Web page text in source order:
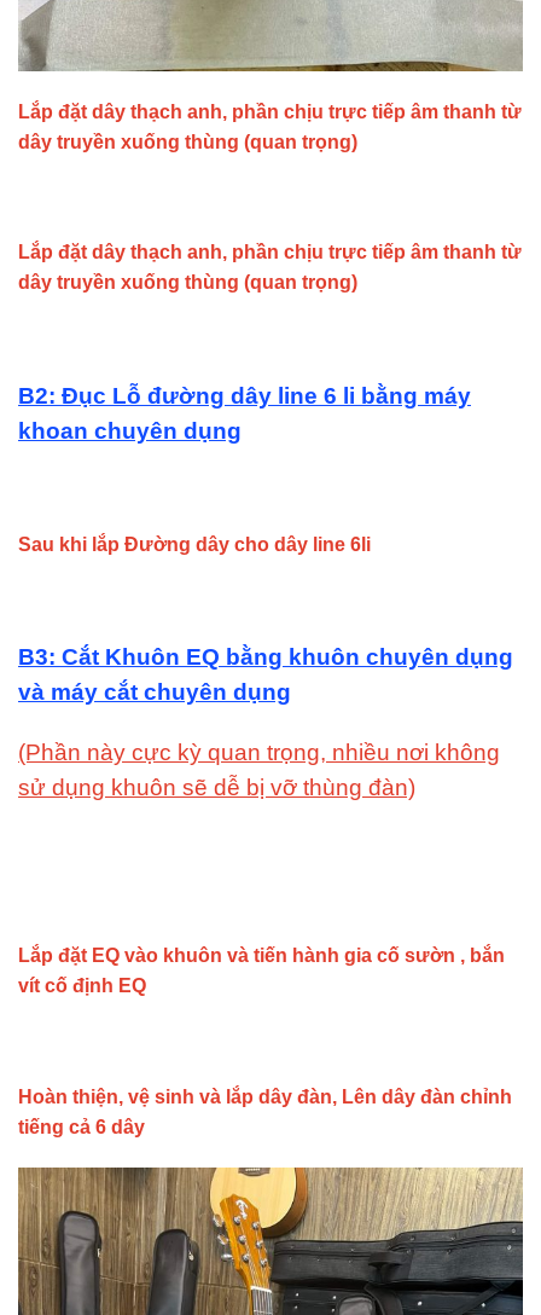
Lắp đặt dây thạch anh, phần chịu trực tiếp âm thanh từ
dây truyền xuống thùng (quan trọng)
Lắp đặt dây thạch anh, phần chịu trực tiếp âm thanh từ
dây truyền xuống thùng (quan trọng)
B2: Đục Lỗ đường dây line 6 li bằng máy
khoan chuyên dụng
Sau khi lắp Đường dây cho dây line 6li
B3: Cắt Khuôn EQ bằng khuôn chuyên dụng
và máy cắt chuyên dụng
(Phần này cực kỳ quan trọng, nhiều nơi không
sử dụng khuôn sẽ dễ bị vỡ thùng đàn)
Lắp đặt EQ vào khuôn và tiến hành gia cố sườn , bắn
vít cố định EQ
Hoàn thiện, vệ sinh và lắp dây đàn, Lên dây đàn chỉnh
tiếng cả 6 dây